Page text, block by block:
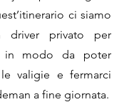
ci siamo
driver privato per
in modo da poter
valigie e fermarci
a fine giornata.